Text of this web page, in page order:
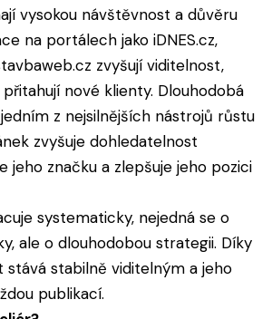
vysokou návštěvnost a důvěru
na portálech jako iDNES.cz,
zvyšují viditelnost,
nové klienty. Dlouhodobá
z nejsilnějších nástrojů růstu
zvyšuje dohledatelnost
jeho značku a zlepšuje jeho pozici
systematicky, nejedná se o
ale o dlouhodobou strategii. Díky
stabilně viditelným a jeho
publikací.